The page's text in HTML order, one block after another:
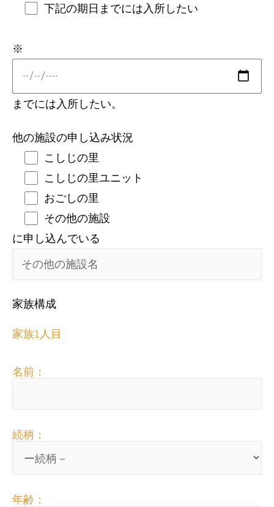
下記の期日までには入所したい
※
までには入所したい。
他の施設の申し込み状況
こしじの里
こしじの里ユニット
おごしの里
その他の施設
に申し込んでいる
家族構成
家族1人目
名前：
続柄：
年齢：